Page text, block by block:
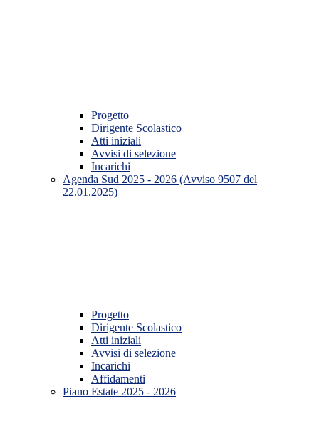
Progetto
Dirigente Scolastico
Atti iniziali
Avvisi di selezione
Incarichi
Agenda Sud 2025 - 2026 (Avviso 9507 del
22.01.2025)
Progetto
Dirigente Scolastico
Atti iniziali
Avvisi di selezione
Incarichi
Affidamenti
Piano Estate 2025 - 2026